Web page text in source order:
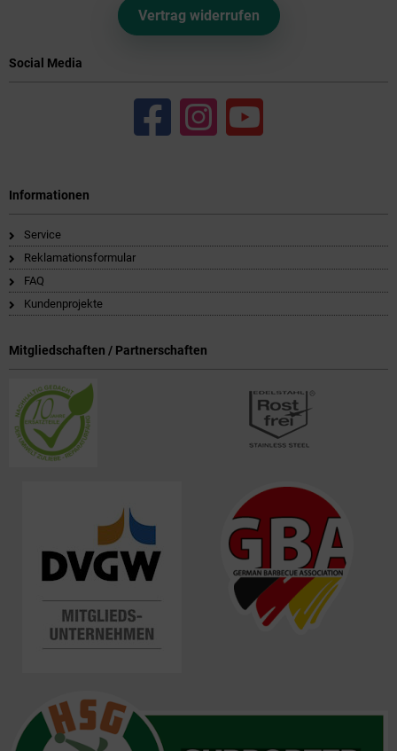
Vertrag widerrufen
Social Media
Informationen
Service
Reklamationsformular
FAQ
Kundenprojekte
Mitgliedschaften / Partnerschaften